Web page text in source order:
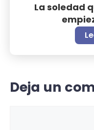
La soledad
Deja un